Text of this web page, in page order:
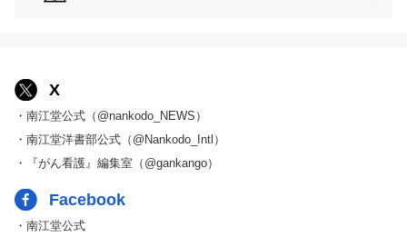
X
・南江堂公式（@nankodo_NEWS）
・南江堂洋書部公式（@Nankodo_Intl）
・『がん看護』編集室（@gankango）
Facebook
・南江堂公式